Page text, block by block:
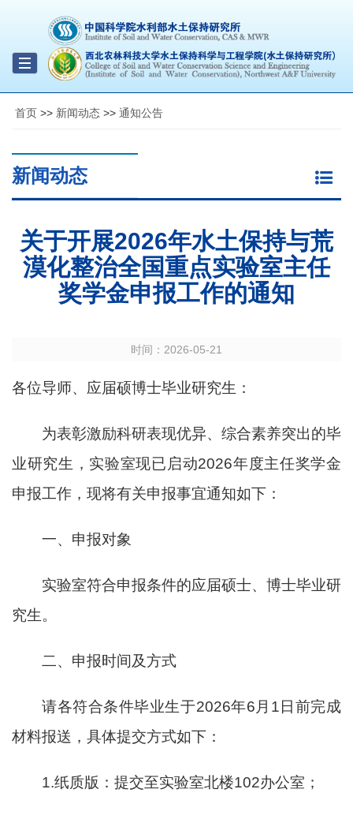
Toggle
navigation
首页 >> 新闻动态 >> 通知公告
新闻动态
关于开展2026年水土保持与荒
漠化整治全国重点实验室主任
奖学金申报工作的通知
时间： 2026-05-21
各位导师、应届硕博士毕业研究生：
为表彰激励科研表现优异、综合素养突出的毕
业研究生，实验室现已启动2026年度主任奖学金
申报工作，现将有关申报事宜通知如下：
一、申报对象
实验室符合申报条件的应届硕士、博士毕业研
究生。
二、申报时间及方式
请各符合条件毕业生于2026年6月1日前完成
材料报送，具体提交方式如下：
1.纸质版：提交至实验室北楼102办公室；